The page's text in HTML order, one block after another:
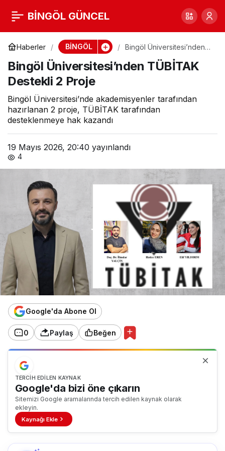
BİNGÖL GÜNCEL
Haberler BİNGÖL
Bingöl Üniversitesi’nden
Bingöl Üniversitesi’nden TÜBİTAK
Destekli 2 Proje
Bingöl Üniversitesi’nde akademisyenler tarafından
hazırlanan 2 proje, TÜBİTAK tarafından
desteklenmeye hak kazandı
19 Mayıs 2026, 20:40 yayınlandı
4
Google'da Abone Ol
0 Paylaş Beğen
TERCIH EDILEN KAYNAK
Google'da bizi öne çıkarın
Sitemizi Google aramalarında tercih edilen kaynak olarak
ekleyin.
Kaynağı Ekle
Bingöl Üniversitesi’nden
TÜBİTAK Destekli 2
Proje
0